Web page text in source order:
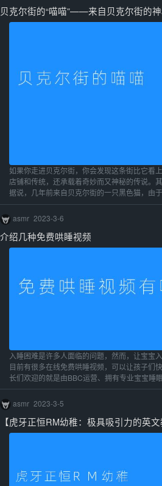
贝克尔街的“喵喵”——来自贝克尔街的
如果你走进贝克尔街，你会发现这条街比它看
店铺和传统，还承载着奇妙而又神秘的传说。其
据说，几年前来自贝克尔街的一只黑色猫，由
asmr 2023-3-6
介绍几种免费哄睡视频
入睡困难是许多人面临的问题，然而，让宝宝
目前有很多在线免费哄睡视频，可以让孩子们
长们欢迎的就是由BBC运营、拥有专业宝宝睡
asmr 2023-3-5
【虎牙正恒RM幼稚：极具吸引力的英文